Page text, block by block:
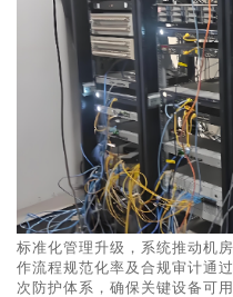
标准化管理升级，系统推动机
作流程规范化率及合规审计通
次防护体系，确保关键设备可